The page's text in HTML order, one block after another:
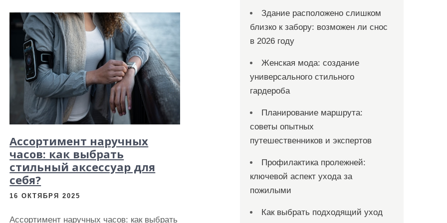
Ассортимент наручных
часов: как выбрать
стильный аксессуар для
себя?
16 ОКТЯБРЯ 2025
Ассортимент наручных часов: как выбрать
Здание расположено слишком
близко к забору: возможен ли снос
в 2026 году
Женская мода: создание
универсального стильного
гардероба
Планирование маршрута:
советы опытных
путешественников и экспертов
Профилактика пролежней:
ключевой аспект ухода за
пожилыми
Как выбрать подходящий уход